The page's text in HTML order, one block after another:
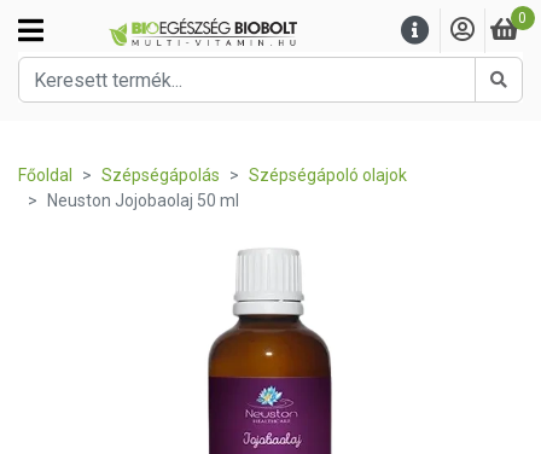
0
Főoldal Szépségápolás
Szépségápoló olajok
Neuston Jojobaolaj 50 ml